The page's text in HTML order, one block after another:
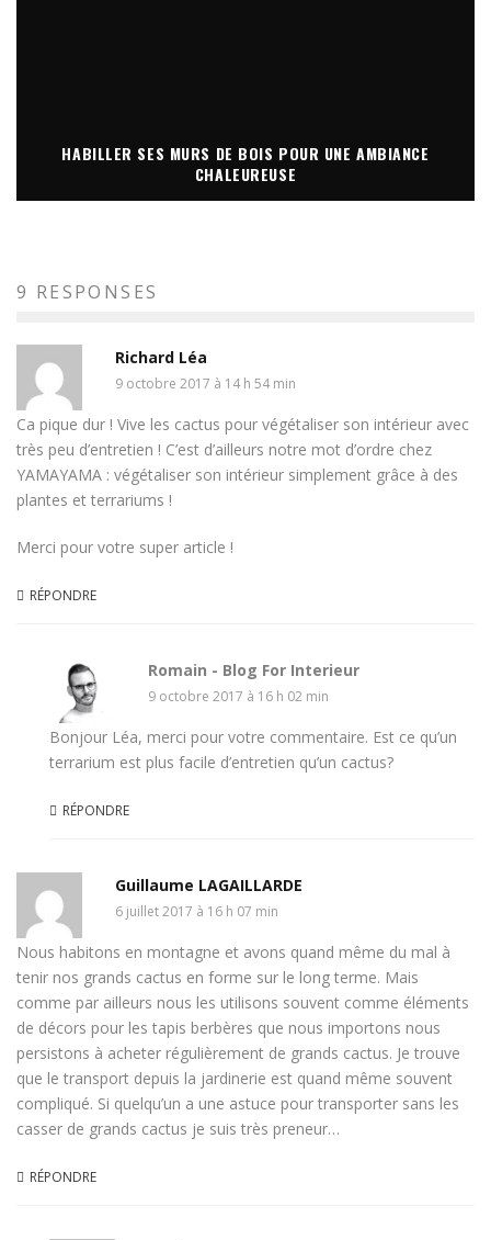
HABILLER SES MURS DE BOIS POUR UNE AMBIANCE
CHALEUREUSE
9 RESPONSES
Richard Léa
9 octobre 2017 à 14 h 54 min
Ca pique dur ! Vive les cactus pour végétaliser son intérieur avec
très peu d’entretien ! C’est d’ailleurs notre mot d’ordre chez
YAMAYAMA : végétaliser son intérieur simplement grâce à des
plantes et terrariums !
Merci pour votre super article !
RÉPONDRE
Romain - Blog For Interieur
9 octobre 2017 à 16 h 02 min
Bonjour Léa, merci pour votre commentaire. Est ce qu’un
terrarium est plus facile d’entretien qu’un cactus?
RÉPONDRE
Guillaume LAGAILLARDE
6 juillet 2017 à 16 h 07 min
Nous habitons en montagne et avons quand même du mal à
tenir nos grands cactus en forme sur le long terme. Mais
comme par ailleurs nous les utilisons souvent comme éléments
de décors pour les tapis berbères que nous importons nous
persistons à acheter régulièrement de grands cactus. Je trouve
que le transport depuis la jardinerie est quand même souvent
compliqué. Si quelqu’un a une astuce pour transporter sans les
casser de grands cactus je suis très preneur…
RÉPONDRE